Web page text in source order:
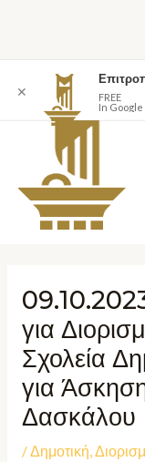
για
Σχολεία
για
Δασκάλου
/Δημοτική,
✕
FREE
In Google